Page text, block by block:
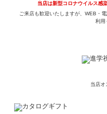
当店は新型コロナウイルス感
ご来店も歓迎いたしますが、WEB・
利用
当店オ